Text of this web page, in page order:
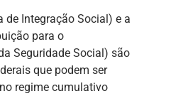
de Integração Social) e a
para o
Seguridade Social) são
que podem ser
regime cumulativo